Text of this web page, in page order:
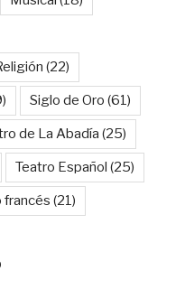
(22)
Siglo de Oro (61)
de La Abadía (25)
Teatro Español (25)
francés (21)